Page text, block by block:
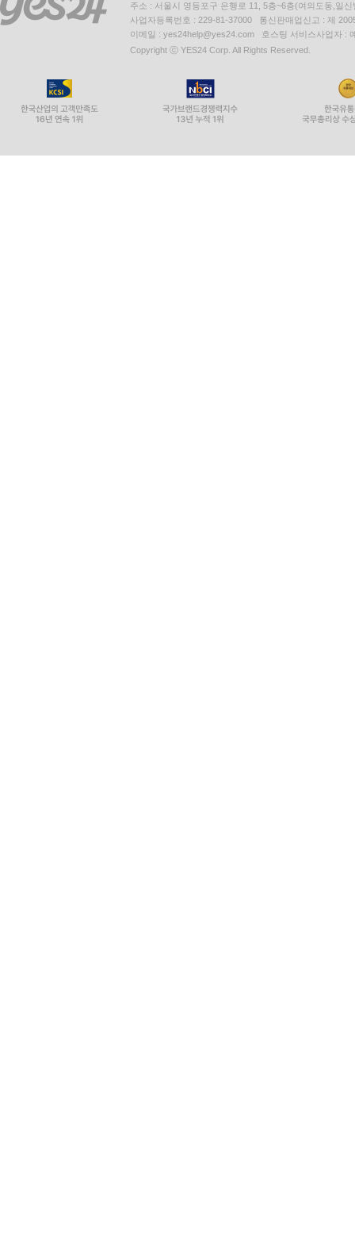
주소 : 서울시 영등포구 은행로 11, 5층~6층(여의도동,일신
사업자등록번호 : 229-81-37000 통신판매업신고 : 제
이메일 : yes24help@yes24.com 호스팅 서비스사업자 :
Copyright ⓒ YES24 Corp. All Rights Reserved.